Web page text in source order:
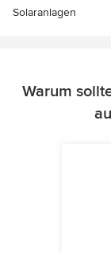
Solaranlagen
Warum